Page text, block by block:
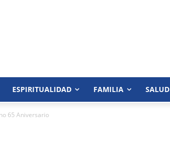
ESPIRITUALIDAD FAMILIA SALUD
65 Aniversario